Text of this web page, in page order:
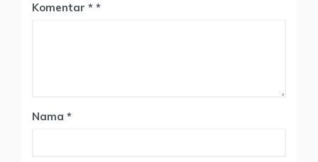
Komentar *
Nama *